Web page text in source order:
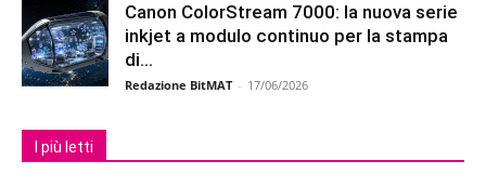
Canon ColorStream 7000: la nuova serie
inkjet a modulo continuo per la stampa
di...
Redazione BitMAT - 17/06/2026
I più letti